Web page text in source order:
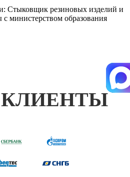
Стыковщик резиновых изделий и
с министерством образования